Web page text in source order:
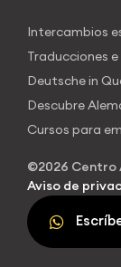
Intercambios
Traducciones
Deutsche in
Descubre
Cursos para
©2026 Centro
Aviso de